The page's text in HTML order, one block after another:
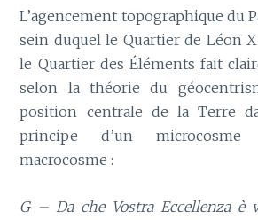
L’agencement topographique du
sein duquel le Quartier de Léon
le Quartier des Éléments fait
selon la théorie du
position centrale de la Terre
principe d’un microcosme
macrocosme :
G – Da che Vostra Eccellenza è